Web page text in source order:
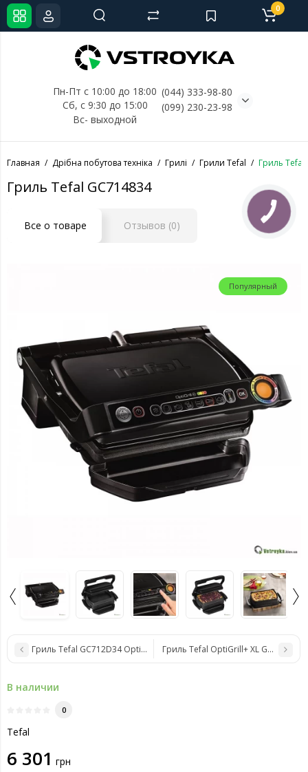
Пн-Пт с 10:00 до 18:00
Сб, с 9:30 до 15:00
Вс- выходной
(044) 333-98-80
(099) 230-23-98
0
Главная Дрібна побутова техніка Грилі Грили Tefal Гриль Tefal
Гриль Tefal GC714834
Все о товаре Отзывов (0)
Популярный
Гриль Tefal GC712D34 OptiGrill+ Гриль Tefal OptiGrill+ XL GC724D12
В наличии
0
Tefal
6 301 грн